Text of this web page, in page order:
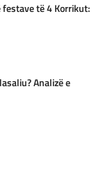
festave të 4 Korrikut:
Analizë e